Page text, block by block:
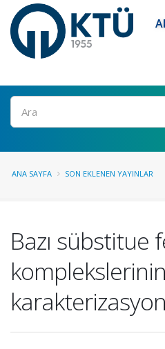
Ara
ANA SAYFA SON EKLENEN YAYINLAR
Bazı sübstitue